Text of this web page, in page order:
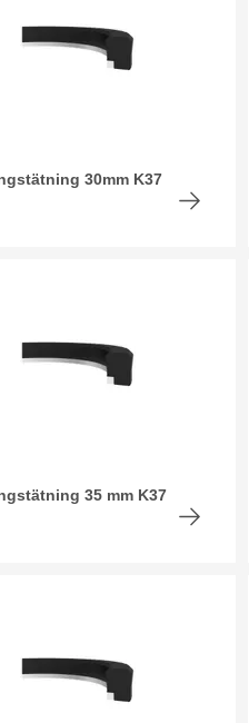
30mm K37
35 mm K37